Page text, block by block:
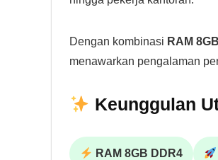
Dengan kombinasi RAM 8GB
menawarkan pengalaman
Keunggulan
RAM 8GB DDR4